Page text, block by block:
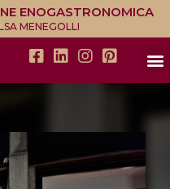
ENOGASTRONOMICA
MENEGOLLI